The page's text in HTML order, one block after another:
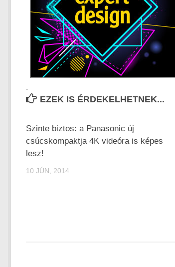
.
EZEK IS ÉRDEKELHETNEK...
Szinte biztos: a Panasonic új
csúcskompaktja 4K videóra is képes
lesz!
10 JÚN, 2014